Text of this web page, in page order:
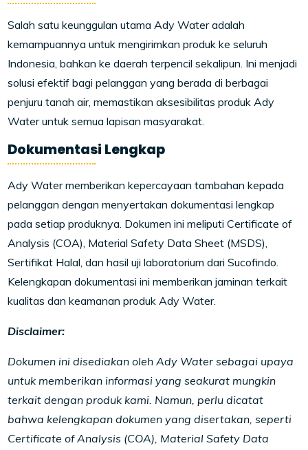
Salah satu keunggulan utama Ady Water adalah
kemampuannya untuk mengirimkan produk ke seluruh
Indonesia, bahkan ke daerah terpencil sekalipun. Ini menjadi
solusi efektif bagi pelanggan yang berada di berbagai
penjuru tanah air, memastikan aksesibilitas produk Ady
Water untuk semua lapisan masyarakat.
Dokumentasi Lengkap
Ady Water memberikan kepercayaan tambahan kepada
pelanggan dengan menyertakan dokumentasi lengkap
pada setiap produknya. Dokumen ini meliputi Certificate of
Analysis (COA), Material Safety Data Sheet (MSDS),
Sertifikat Halal, dan hasil uji laboratorium dari Sucofindo.
Kelengkapan dokumentasi ini memberikan jaminan terkait
kualitas dan keamanan produk Ady Water.
Disclaimer:
Dokumen ini disediakan oleh Ady Water sebagai upaya
untuk memberikan informasi yang seakurat mungkin
terkait dengan produk kami. Namun, perlu dicatat
bahwa kelengkapan dokumen yang disertakan, seperti
Certificate of Analysis (COA), Material Safety Data